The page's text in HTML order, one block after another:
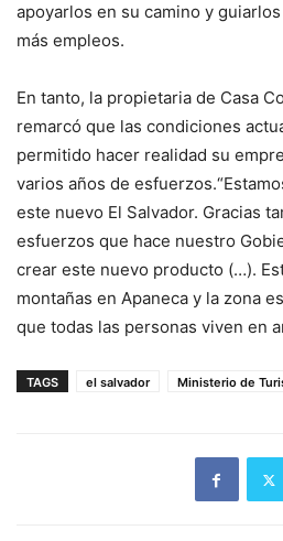
apoyarlos en su camino y
más empleos.
En tanto, la propietaria de Casa
remarcó que las condiciones
permitido hacer realidad su
varios años de
este nuevo El Salvador. Gracias
esfuerzos que hace nuestro
crear este nuevo producto (…).
montañas en Apaneca y la zona
que todas las personas viven en
TAGS el salvador Ministerio de